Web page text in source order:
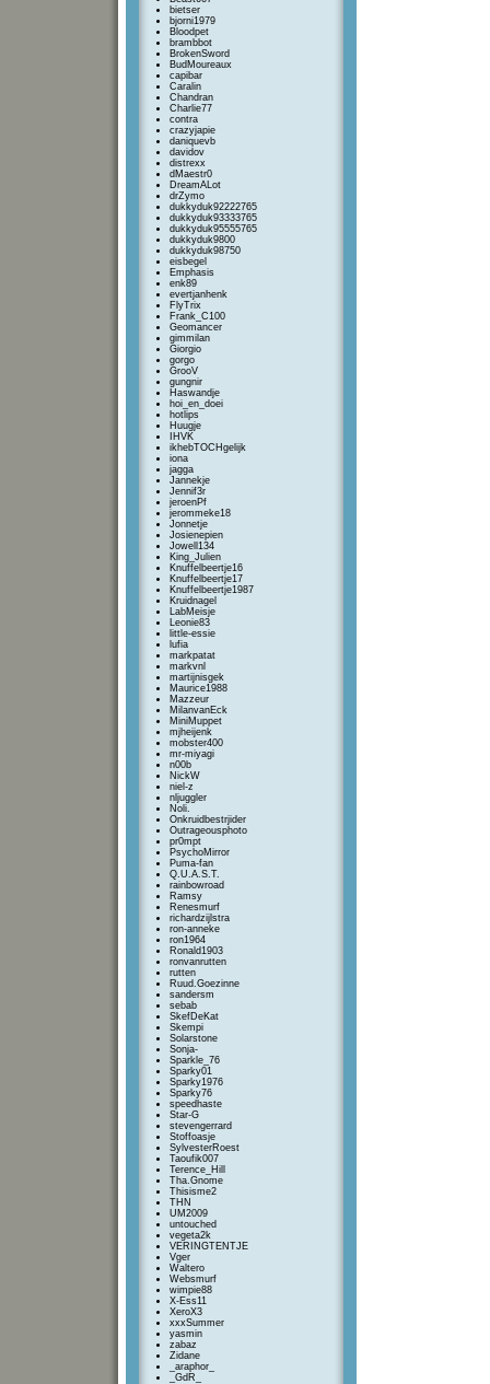
bietser
bjorni1979
Bloodpet
brambbot
BrokenSword
BudMoureaux
capibar
Caralin
Chandran
Charlie77
contra
crazyjapie
daniquevb
davidov
distrexx
dMaestr0
DreamALot
drZymo
dukkyduk92222765
dukkyduk93333765
dukkyduk95555765
dukkyduk9800
dukkyduk98750
eisbegel
Emphasis
enk89
evertjanhenk
FlyTrix
Frank_C100
Geomancer
gimmilan
Giorgio
gorgo
GrooV
gungnir
Haswandje
hoi_en_doei
hotlips
Huugje
IHVK
ikhebTOCHgelijk
iona
jagga
Jannekje
Jennif3r
jeroenPf
jerommeke18
Jonnetje
Josienepien
Jowell134
King_Julien
Knuffelbeertje16
Knuffelbeertje17
Knuffelbeertje1987
Kruidnagel
LabMeisje
Leonie83
little-essie
lufia
markpatat
markvnl
martijnisgek
Maurice1988
Mazzeur
MilanvanEck
MiniMuppet
mjheijenk
mobster400
mr-miyagi
n00b
NickW
niel-z
nljuggler
Noli.
Onkruidbestrjider
Outrageousphoto
pr0mpt
PsychoMirror
Puma-fan
Q.U.A.S.T.
rainbowroad
Ramsy
Renesmurf
richardzijlstra
ron-anneke
ron1964
Ronald1903
ronvanrutten
rutten
Ruud.Goezinne
sandersm
sebab
SkefDeKat
Skempi
Solarstone
Sonja-
Sparkle_76
Sparky01
Sparky1976
Sparky76
speedhaste
Star-G
stevengerrard
Stoffoasje
SylvesterRoest
Taoufik007
Terence_Hill
Tha.Gnome
Thisisme2
THN
UM2009
untouched
vegeta2k
VERINGTENTJE
Vger
Waltero
Websmurf
wimpie88
X-Ess11
XeroX3
xxxSummer
yasmin
zabaz
Zidane
_araphor_
_GdR_